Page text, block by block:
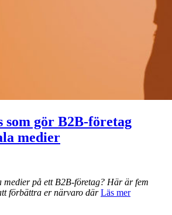
som gör B2B-företag
medier
medier på ett B2B-företag? Här är fem
förbättra er närvaro där Läs mer